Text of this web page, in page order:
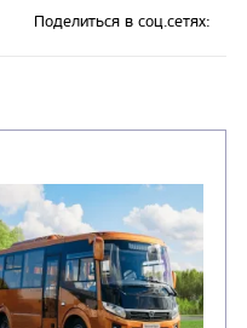
Поделиться в соц.сетях: